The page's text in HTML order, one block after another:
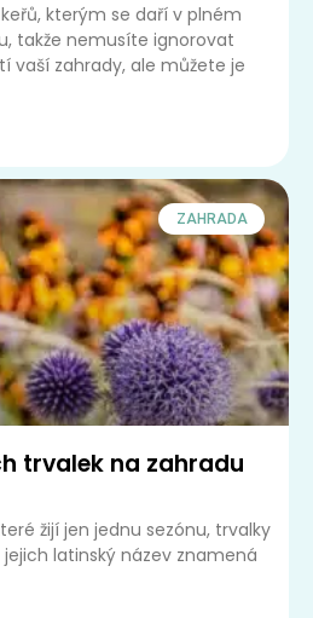
kterým se daří v plném
takže nemusíte ignorovat
vaší zahrady, ale můžete je
ZAHRADA
trvalek na zahradu
žijí jen jednu sezónu, trvalky
jejich latinský název znamená